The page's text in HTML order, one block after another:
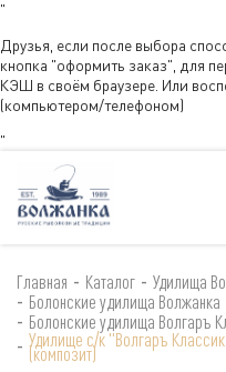
"
Друзья, если после выбора
кнопка "оформить заказ", для
КЭШ в своём браузере. Или
(компьютером/телефоном)
"
Главная - Каталог - Удилища
- Болонские удилища Волжанка
- Болонские удилища Волгаръ
- Удилище с/к "Волгаръ
(композит)